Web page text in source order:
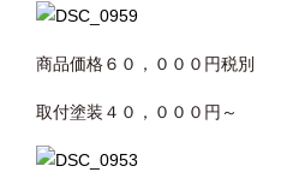
商品価格６０，０００円税別
取付塗装４０，０００円～